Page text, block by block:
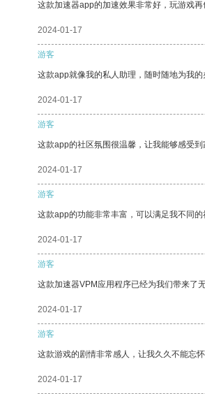
这款加速器app的加速效果非常好，玩游戏
2024-01-17
游客
这款app就像我的私人助理，随时随地为我的
2024-01-17
游客
这款app的社区氛围很温馨，让我能够感受到
2024-01-17
游客
这款app的功能非常丰富，可以满足我不同的
2024-01-17
游客
这款加速器VPM应用程序已经为我们带来了
2024-01-17
游客
这款游戏的剧情非常感人，让我久久不能忘怀
2024-01-17